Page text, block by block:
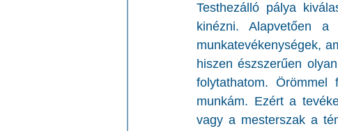
Testhezálló pálya
kinézni. Alapvetően
munkatevékenységek,
hiszen észszerűen
folytathatom.
munkám. Ezért a
vagy a mesterszak a